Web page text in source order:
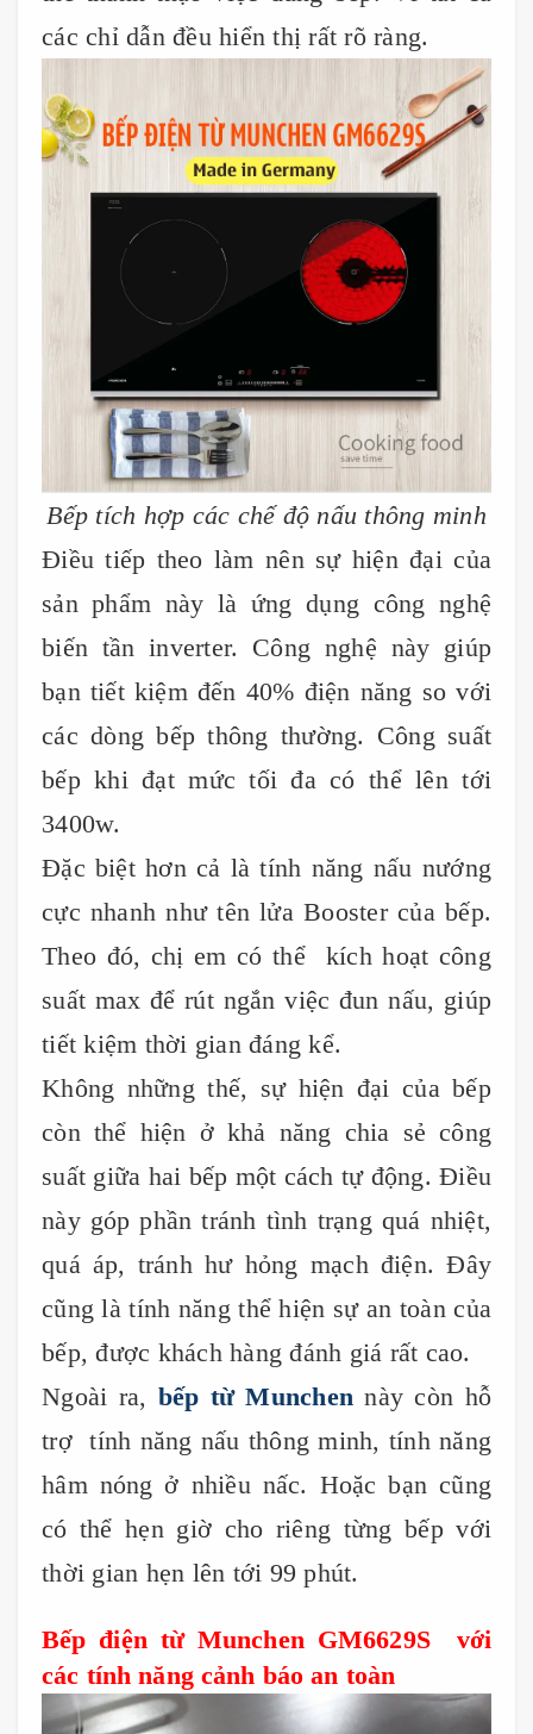
các chỉ dẫn đều hiển thị rất rõ ràng.
Bếp tích hợp các chế độ nấu thông minh
Điều tiếp theo làm nên sự hiện đại của
sản phẩm này là ứng dụng công nghệ
biến tần inverter. Công nghệ này giúp
bạn tiết kiệm đến 40% điện năng so với
các dòng bếp thông thường. Công suất
bếp khi đạt mức tối đa có thể lên tới
3400w.
Đặc biệt hơn cả là tính năng nấu nướng
cực nhanh như tên lửa Booster của bếp.
Theo đó, chị em có thể kích hoạt công
suất max để rút ngắn việc đun nấu, giúp
tiết kiệm thời gian đáng kể.
Không những thế, sự hiện đại của bếp
còn thể hiện ở khả năng chia sẻ công
suất giữa hai bếp một cách tự động. Điều
này góp phần tránh tình trạng quá nhiệt,
quá áp, tránh hư hỏng mạch điện. Đây
cũng là tính năng thể hiện sự an toàn của
bếp, được khách hàng đánh giá rất cao.
Ngoài ra, bếp từ Munchen này còn hỗ
trợ tính năng nấu thông minh, tính năng
hâm nóng ở nhiều nấc. Hoặc bạn cũng
có thể hẹn giờ cho riêng từng bếp với
thời gian hẹn lên tới 99 phút.
Bếp điện từ Munchen GM6629S với
các tính năng cảnh báo an toàn